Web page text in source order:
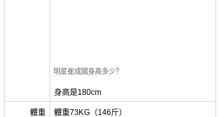
明星崔成國身高多少？
身高是180cm
體重 體重73KG（146斤）